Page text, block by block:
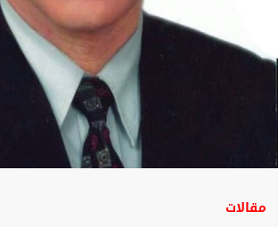
مقالات